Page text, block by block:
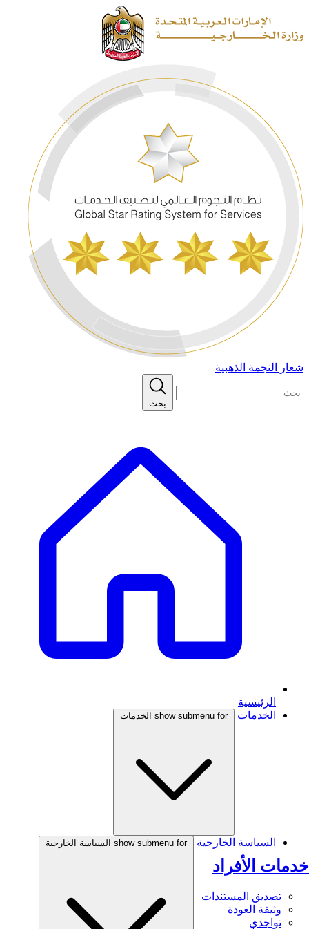
شعار النجمة الذهبية
بحث
الرئيسية
الخدمات
show submenu for الخدمات
خدمات الأفراد
تصديق المستندات
وثيقة العودة
تواجدي
السياسة الخارجية show submenu for السياسة الخارجية